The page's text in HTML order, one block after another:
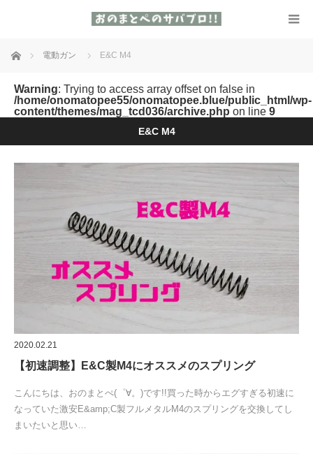
ホーム 電動ガン E&C M4
Warning: Trying to access array offset on false in
/home/onomatopee55/onomatopee.blue/public_html/wp-
content/themes/mag_tcd036/archive.php on line 9
E&C M4
2020.02.21
【初速調整】E&C製M4にオススメのスプリング
こんにちは、おのまとぺ(゜∀。)です!!買った時からエグすぎる初速に
なっていた激安E&amp;C製フルメタルM4のスプリングを交換してし
まいたいと思い…